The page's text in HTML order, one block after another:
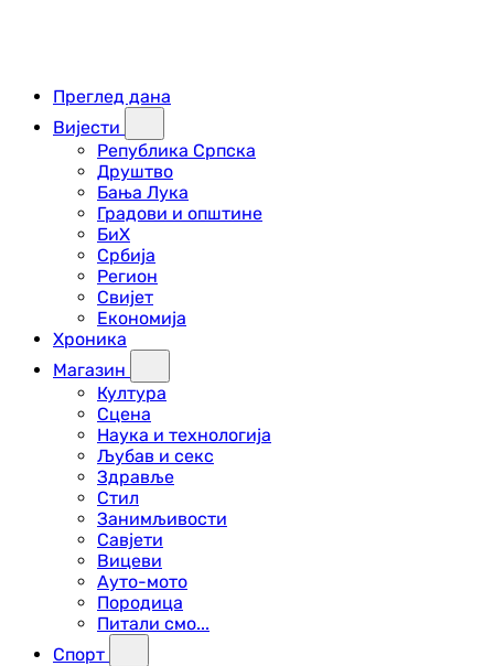
Преглед дана
Вијести
Република Српска
Друштво
Бања Лука
Градови и општине
БиХ
Србија
Регион
Свијет
Економија
Хроника
Магазин
Култура
Сцена
Наука и технологија
Љубав и секс
Здравље
Стил
Занимљивости
Савјети
Вицеви
Ауто-мото
Породица
Питали смо...
Спорт